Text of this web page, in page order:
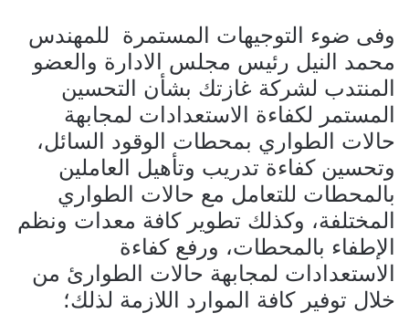
وفى ضوء التوجيهات المستمرة للمهندس
محمد النيل رئيس مجلس الادارة والعضو
المنتدب لشركة غازتك بشأن التحسين
المستمر لكفاءة الاستعدادات لمجابهة
حالات الطواري بمحطات الوقود السائل،
وتحسين كفاءة تدريب وتأهيل العاملين
بالمحطات للتعامل مع حالات الطواري
المختلفة، وكذلك تطوير كافة معدات ونظم
الإطفاء بالمحطات، ورفع كفاءة
الاستعدادات لمجابهة حالات الطوارئ من
خلال توفير كافة الموارد اللازمة لذلك؛